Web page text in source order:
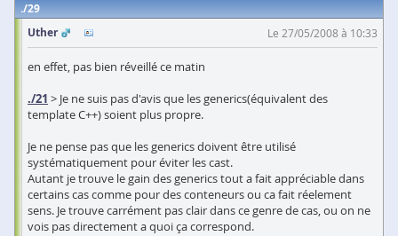
29
Uther
Le 27/05/2008 à 10:33
en effet, pas bien réveillé ce matin
./21 > Je ne suis pas d'avis que les generics(équivalent des
template C++) soient plus propre.
Je ne pense pas que les generics doivent être utilisé
systématiquement pour éviter les cast.
Autant je trouve le gain des generics tout a fait appréciable dans
certains cas comme pour des conteneurs ou ca fait réelement
sens. Je trouve carrément pas clair dans ce genre de cas, ou on ne
vois pas directement a quoi ça correspond.